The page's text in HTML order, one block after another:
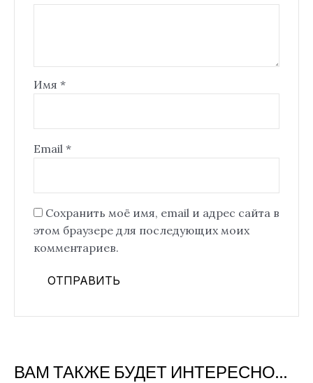
Имя *
Email *
Сохранить моё имя, email и адрес сайта в
этом браузере для последующих моих
комментариев.
ВАМ ТАКЖЕ БУДЕТ ИНТЕРЕСНО…